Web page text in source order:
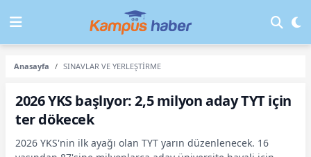
Anasayfa SINAVLAR VE YERLEŞTİRME
2026 YKS başlıyor: 2,5 milyon aday TYT için
ter dökecek
2026 YKS'nin ilk ayağı olan TYT yarın düzenlenecek. 16